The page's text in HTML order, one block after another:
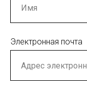
Электронная почта